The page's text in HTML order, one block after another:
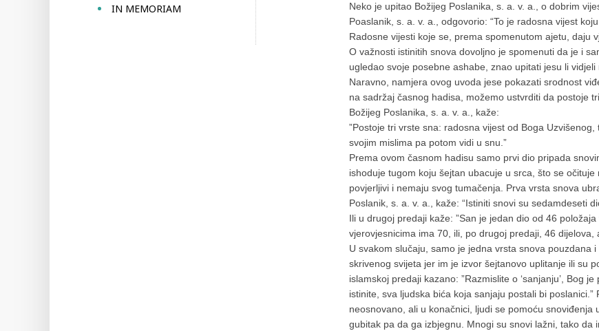
IN MEMORIAM
Neko je upitao Božijeg Poslanika, s. a. v. a., o dobrim
Poaslanik, s. a. v. a., odgovorio: “To je radosna vijest
Radosne vijesti koje se, prema spomenutom ajetu, daju
O važnosti istinitih snova dovoljno je spomenuti da je i
ugledao svoje posebne ashabe, znao upitati jesu li
Naravno, namjera ovog uvoda jese pokazati srodnost
na sadržaj časnog hadisa, možemo ustvrditi da postoje
Božijeg Poslanika, s. a. v. a., kaže:
”Postoje tri vrste sna: radosna vijest od Boga
svojim mislima pa potom vidi u snu.”
Prema ovom časnom hadisu samo prvi dio pripada
ishoduje tugom koju šejtan ubacuje u srca, što se
povjerljivi i nemaju svog tumačenja. Prva vrsta snova
Poslanik, s. a. v. a., kaže: “Istiniti snovi su sedamdeseti
Ili u drugoj predaji kaže: ”San je jedan dio od 46
vjerovjesnicima ima 70, ili, po drugoj predaji, 46 dijelova,
U svakom slučaju, samo je jedna vrsta snova pouzdana
skrivenog svijeta jer im je izvor šejtanovo uplitanje ili su
islamskoj predaji kazano: ”Razmislite o ‘sanjanju’, Bog
istinite, sva ljudska bića koja sanjaju postali bi
neosnovano, ali u konačnici, ljudi se pomoću
gubitak pa da ga izbjegnu. Mnogi su snovi lažni, tako da